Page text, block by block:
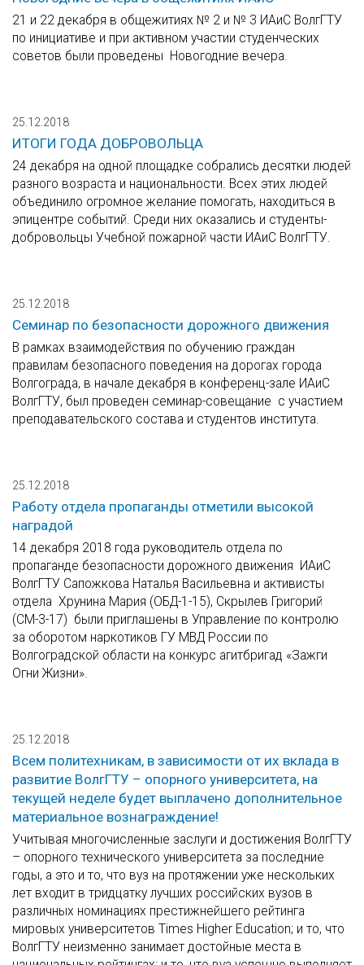
21 и 22 декабря в общежитиях № 2 и № 3 ИАиС ВолгГТУ
по инициативе и при активном участии студенческих
советов были проведены Новогодние вечера.
25.12.2018
ИТОГИ ГОДА ДОБРОВОЛЬЦА
24 декабря на одной площадке собрались десятки людей
разного возраста и национальности. Всех этих людей
объединило огромное желание помогать, находиться в
эпицентре событий. Среди них оказались и студенты-
добровольцы Учебной пожарной части ИАиС ВолгГТУ.
25.12.2018
Семинар по безопасности дорожного движения
В рамках взаимодействия по обучению граждан
правилам безопасного поведения на дорогах города
Волгограда, в начале декабря в конференц-зале ИАиС
ВолгГТУ, был проведен семинар-совещание с участием
преподавательского состава и студентов института.
25.12.2018
Работу отдела пропаганды отметили высокой
наградой
14 декабря 2018 года руководитель отдела по
пропаганде безопасности дорожного движения ИАиС
ВолгГТУ Сапожкова Наталья Васильевна и активисты
отдела Хрунина Мария (ОБД-1-15), Скрылев Григорий
(СМ-3-17) были приглашены в Управление по контролю
за оборотом наркотиков ГУ МВД России по
Волгоградской области на конкурс агитбригад «Зажги
Огни Жизни».
25.12.2018
Всем политехникам, в зависимости от их вклада в
развитие ВолгГТУ – опорного университета, на
текущей неделе будет выплачено дополнительное
материальное вознаграждение!
Учитывая многочисленные заслуги и достижения ВолгГТУ
– опорного технического университета за последние
годы, а это и то, что вуз на протяжении уже нескольких
лет входит в тридцатку лучших российских вузов в
различных номинациях престижнейшего рейтинга
мировых университетов Times Higher Education; и то, что
ВолгГТУ неизменно занимает достойные места в